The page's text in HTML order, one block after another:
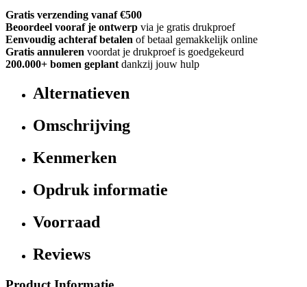
Gratis verzending vanaf €500
Beoordeel vooraf je ontwerp via je gratis drukproef
Eenvoudig achteraf betalen of betaal gemakkelijk online
Gratis annuleren voordat je drukproef is goedgekeurd
200.000+ bomen geplant dankzij jouw hulp
Alternatieven
Omschrijving
Kenmerken
Opdruk informatie
Voorraad
Reviews